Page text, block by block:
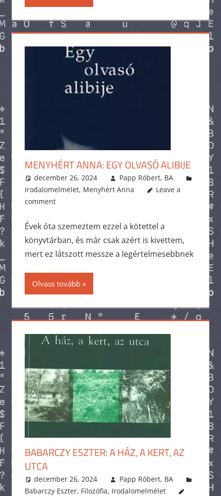
MENYHÉRT ANNA: EGY OLVASÓ ALIBIJE
december 26, 2024
Papp Róbert, BA
Irodalomelmélet, Menyhért Anna
Leave a
comment
Évek óta szemeztem ezzel a kötettel a
könyvtárban, és már csak azért is kivettem,
mert ez látszott messze a legértelmesebbnek
Olvass tovább
BABARCZY ESZTER: A HÁZ, A KERT, AZ
UTCA
december 26, 2024
Papp Róbert, BA
Babarczy Eszter, Filozófia, Irodalomelmélet